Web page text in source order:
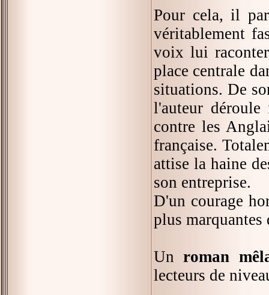
Pour cela, il
véritablement
voix lui
place centrale
situations. De
l'auteur
contre les
française.
attise la haine
son entreprise.
D'un courage
plus
Unroman
lecteurs de